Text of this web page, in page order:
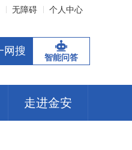
无障碍 个人中心
智能问答
走进金安